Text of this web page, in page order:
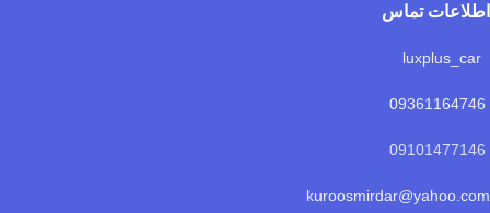
اطلاعات تماس
09361164746
kuroosmirdar@yahoo.com